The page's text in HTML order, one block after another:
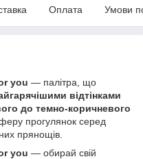
Оплата Умови
you — палітра, що
відтінками
до темно-коричневого
прогулянок серед
прянощів.
you — обирай свій